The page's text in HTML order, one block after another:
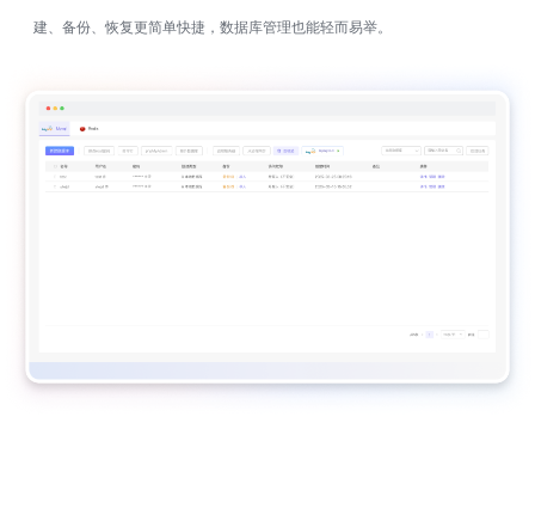
建、备份、恢复更简单快捷，数据库管理也能轻而易举。